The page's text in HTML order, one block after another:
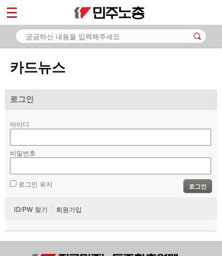
카드뉴스
로그인
아이디
비밀번호
로그인 유지 로그인
ID/PW 찾기 회원가입
마이페이지
소개
노동상담
자료
- 미디어자료
- 카드뉴스
부설기관